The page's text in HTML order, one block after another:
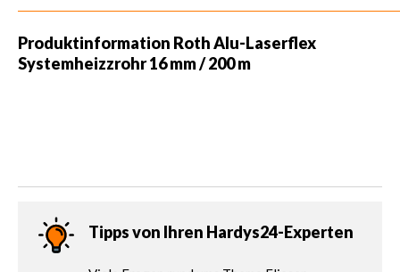
Produktinformation Roth Alu-Laserflex
Systemheizzrohr 16 mm / 200 m
Tipps von Ihren Hardys24-Experten